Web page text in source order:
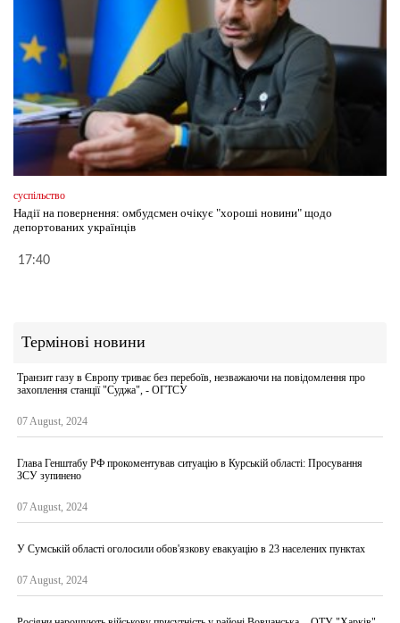
суспільство
Надії на повернення: омбудсмен очікує "хороші новини" щодо
депортованих українців
17:40
Термінові новини
Транзит газу в Європу триває без перебоїв, незважаючи на повідомлення про
захоплення станції "Суджа", - ОГТСУ
07 August, 2024
Глава Генштабу РФ прокоментував ситуацію в Курській області: Просування
ЗСУ зупинено
07 August, 2024
У Сумській області оголосили обов'язкову евакуацію в 23 населених пунктах
07 August, 2024